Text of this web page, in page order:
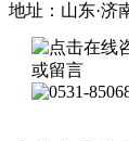
地址：山东·济